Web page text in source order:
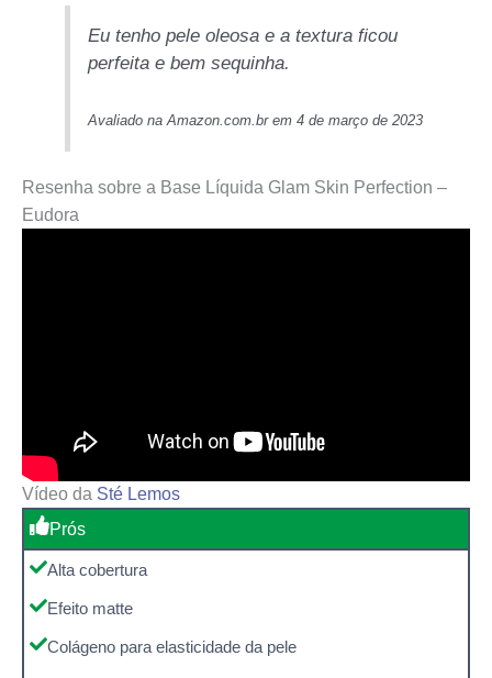
Eu tenho pele oleosa e a textura ficou
perfeita e bem sequinha.
Avaliado na Amazon.com.br em 4 de março de 2023
Resenha sobre a Base Líquida Glam Skin Perfection –
Eudora
Vídeo da Sté Lemos
Prós
Alta cobertura
Efeito matte
Colágeno para elasticidade da pele